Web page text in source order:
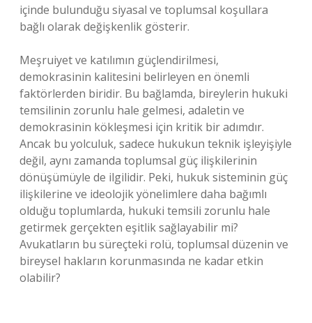
içinde bulunduğu siyasal ve toplumsal koşullara
bağlı olarak değişkenlik gösterir.
Meşruiyet ve katılımın güçlendirilmesi,
demokrasinin kalitesini belirleyen en önemli
faktörlerden biridir. Bu bağlamda, bireylerin hukuki
temsilinin zorunlu hale gelmesi, adaletin ve
demokrasinin kökleşmesi için kritik bir adımdır.
Ancak bu yolculuk, sadece hukukun teknik işleyişiyle
değil, aynı zamanda toplumsal güç ilişkilerinin
dönüşümüyle de ilgilidir. Peki, hukuk sisteminin güç
ilişkilerine ve ideolojik yönelimlere daha bağımlı
olduğu toplumlarda, hukuki temsili zorunlu hale
getirmek gerçekten eşitlik sağlayabilir mi?
Avukatların bu süreçteki rolü, toplumsal düzenin ve
bireysel hakların korunmasında ne kadar etkin
olabilir?